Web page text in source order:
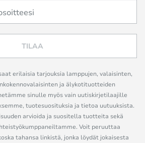
TILAA
erilaisia tarjouksia lamppujen, valaisinten,
ja älykotituotteiden
sinulle myös vain uutiskirjetilaajille
tuotesuosituksia ja tietoa uutuuksista.
arvioida ja suositella tuotteita sekä
Voit peruuttaa
tahansa linkistä, jonka löydät jokaisesta